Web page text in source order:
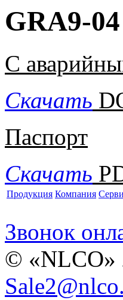
GRA9-04
С
Скачать
Паспорт
Скачать
Продукция Компания
Звонок
© «NLCO»
Sale2@